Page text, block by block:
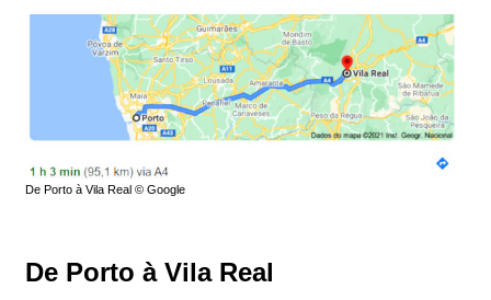
De Porto à Vila Real © Google
De Porto à Vila Real